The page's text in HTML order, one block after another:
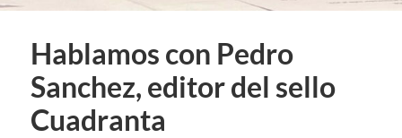
Hablamos con Pedro
Sanchez, editor del sello
Cuadranta